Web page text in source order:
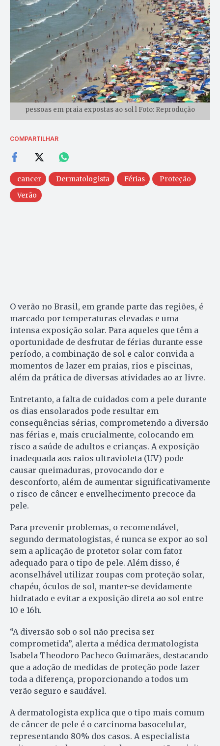
pessoas em praia expostas ao sol l Foto: Reprodução
COMPARTILHAR
cancer Dermatologista Férias
Proteção
Verão
O verão no Brasil, em grande parte das regiões, é
marcado por temperaturas elevadas e uma
intensa exposição solar. Para aqueles que têm a
oportunidade de desfrutar de férias durante esse
período, a combinação de sol e calor convida a
momentos de lazer em praias, rios e piscinas,
além da prática de diversas atividades ao ar livre.
Entretanto, a falta de cuidados com a pele durante
os dias ensolarados pode resultar em
consequências sérias, comprometendo a diversão
nas férias e, mais crucialmente, colocando em
risco a saúde de adultos e crianças. A exposição
inadequada aos raios ultravioleta (UV) pode
causar queimaduras, provocando dor e
desconforto, além de aumentar significativamente
o risco de câncer e envelhecimento precoce da
pele.
Para prevenir problemas, o recomendável,
segundo dermatologistas, é nunca se expor ao sol
sem a aplicação de protetor solar com fator
adequado para o tipo de pele. Além disso, é
aconselhável utilizar roupas com proteção solar,
chapéu, óculos de sol, manter-se devidamente
hidratado e evitar a exposição direta ao sol entre
10 e 16h.
“A diversão sob o sol não precisa ser
comprometida”, alerta a médica dermatologista
Isabela Theodoro Pacheco Guimarães, destacando
que a adoção de medidas de proteção pode fazer
toda a diferença, proporcionando a todos um
verão seguro e saudável.
A dermatologista explica que o tipo mais comum
de câncer de pele é o carcinoma basocelular,
representando 80% dos casos. A especialista